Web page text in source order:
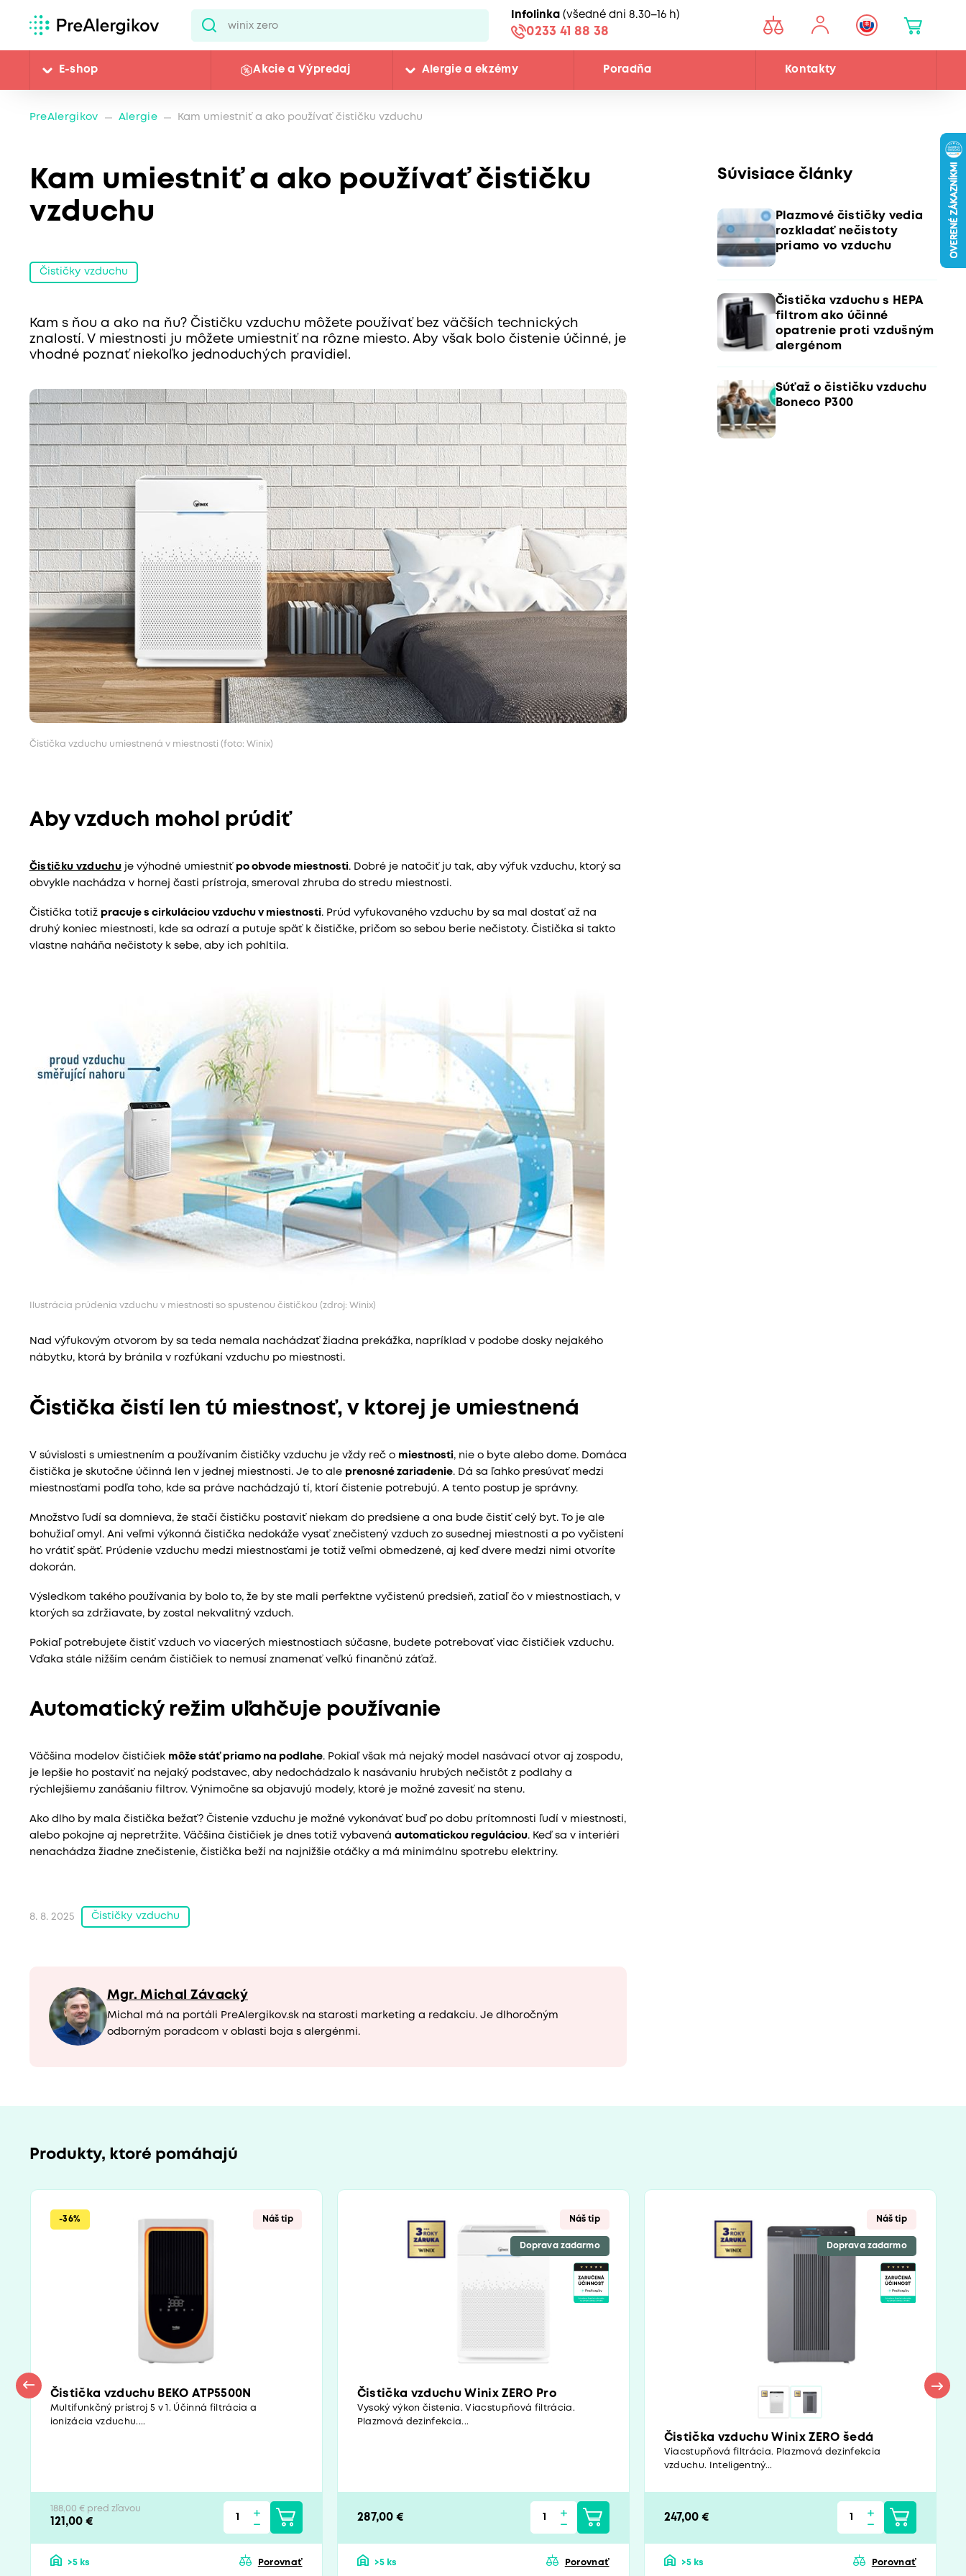
Infolinka (všedné dni 8.30–16 h)
0233 41 88 38
E-shop Akcie a Výpredaj Alergie a ekzémy Poradňa Kontakty
PreAlergikov Alergie Kam umiestniť a ako používať čističku vzduchu
Kam umiestniť a ako používať čističku
vzduchu
Čističky vzduchu
Kam s ňou a ako na ňu? Čističku vzduchu môžete používať bez väčších technických
znalostí. V miestnosti ju môžete umiestniť na rôzne miesto. Aby však bolo čistenie účinné, je
vhodné poznať niekoľko jednoduchých pravidiel.
Čistička vzduchu umiestnená v miestnosti (foto: Winix)
Aby vzduch mohol prúdiť
Čističku vzduchuje výhodné umiestniť po obvode miestnosti . Dobré je natočiť ju tak, aby výfuk vzduchu, ktorý sa
obvykle nachádza v hornej časti prístroja, smeroval zhruba do stredu miestnosti.
Čistička totiž pracuje s cirkuláciou vzduchu v miestnosti . Prúd vyfukovaného vzduchu by sa mal dostať až na
druhý koniec miestnosti, kde sa odrazí a putuje späť k čističke, pričom so sebou berie nečistoty. Čistička si takto
vlastne naháňa nečistoty k sebe, aby ich pohltila.
Ilustrácia prúdenia vzduchu v miestnosti so spustenou čističkou (zdroj: Winix)
Nad výfukovým otvorom by sa teda nemala nachádzať žiadna prekážka, napríklad v podobe dosky nejakého
nábytku, ktorá by bránila v rozfúkaní vzduchu po miestnosti.
Čistička čistí len tú miestnosť, v ktorej je umiestnená
V súvislosti s umiestnením a používaním čističky vzduchu je vždy reč o miestnosti, nie o byte alebo dome. Domáca
čistička je skutočne účinná len v jednej miestnosti. Je to ale prenosné zariadenie. Dá sa ľahko presúvať medzi
miestnosťami podľa toho, kde sa práve nachádzajú tí, ktorí čistenie potrebujú. A tento postup je správny.
Množstvo ľudí sa domnieva, že stačí čističku postaviť niekam do predsiene a ona bude čistiť celý byt. To je ale
bohužiaľ omyl. Ani veľmi výkonná čistička nedokáže vysať znečistený vzduch zo susednej miestnosti a po vyčistení
ho vrátiť späť. Prúdenie vzduchu medzi miestnosťami je totiž veľmi obmedzené, aj keď dvere medzi nimi otvoríte
dokorán.
Výsledkom takého používania by bolo to, že by ste mali perfektne vyčistenú predsieň, zatiaľ čo v miestnostiach, v
ktorých sa zdržiavate, by zostal nekvalitný vzduch.
Pokiaľ potrebujete čistiť vzduch vo viacerých miestnostiach súčasne, budete potrebovať viac čističiek vzduchu.
Vďaka stále nižším cenám čističiek to nemusí znamenať veľkú finančnú záťaž.
Automatický režim uľahčuje používanie
Väčšina modelov čističiek môže stáť priamo na podlahe. Pokiaľ však má nejaký model nasávací otvor aj zospodu,
je lepšie ho postaviť na nejaký podstavec, aby nedochádzalo k nasávaniu hrubých nečistôt z podlahy a
rýchlejšiemu zanášaniu filtrov. Výnimočne sa objavujú modely, ktoré je možné zavesiť na stenu.
Ako dlho by mala čistička bežať? Čistenie vzduchu je možné vykonávať buď po dobu prítomnosti ľudí v miestnosti,
alebo pokojne aj nepretržite. Väčšina čističiek je dnes totiž vybavená automatickou reguláciou. Keď sa v interiéri
nenachádza žiadne znečistenie, čistička beží na najnižšie otáčky a má minimálnu spotrebu elektriny.
8. 8. 2025 Čističky vzduchu
Mgr. Michal Závacký
Michal má na portáli PreAlergikov.sk na starosti marketing a redakciu. Je dlhoročným
odborným poradcom v oblasti boja s alergénmi.
Súvisiace články
Plazmové čističky vedia
rozkladať nečistoty
priamo vo vzduchu
Čistička vzduchu s HEPA
filtrom ako účinné
opatrenie proti vzdušným
alergénom
Súťaž o čističku vzduchu
Boneco P300
Produkty, ktoré pomáhajú
-36% Náš tip
Čistička vzduchu BEKO ATP5500N
Multifunkčný prístroj 5 v 1. Účinná filtrácia a
ionizácia vzduchu....
188,00 € pred zľavou
121,00 €
>5 ks Porovnať
Náš tip
Doprava zadarmo
Čistička vzduchu Winix ZERO Pro
Vysoký výkon čistenia. Viacstupňová filtrácia.
Plazmová dezinfekcia...
287,00 €
>5 ks Porovnať
Náš tip
Doprava zadarmo
Čistička vzduchu Winix ZERO šedá
Viacstupňová filtrácia. Plazmová dezinfekcia
vzduchu. Inteligentný...
247,00 €
>5 ks Porovnať